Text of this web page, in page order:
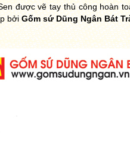
được vẽ tay thủ công hoàn
bởi Gốm sứ Dũng Ngân Bát